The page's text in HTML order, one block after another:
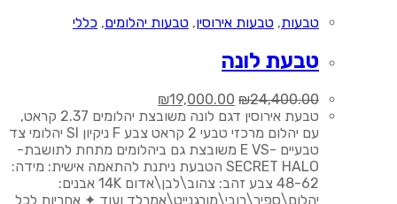
טבעות, טבעות אירוסין, טבעות יהלומים, כללי
טבעת לונה
₪24,400.00
המחיר
המקורי
היה:
₪24,400.00.
₪19,000.00
הנוכחי
הוא:
₪19,000.00.
טבעת אירוסין דגם לונה משובצת יהלומים 2.37 קראט,
עם יהלום מרכזי טבעי 2 קראט צבע F ניקיון SI יהלומי צד
טבעיים -E VS משובצת גם ביהלומים מתחת לתושבת-
SECRET HALO הטבעת ניתנת להתאמה אישית: מידה:
48-62 צבע זהב: צהוב\לבן\אדום 14K אבנים:
יהלום\ספיר\רובי\מורגנייט\אמרלד ועוד ✦ אחריות לכל